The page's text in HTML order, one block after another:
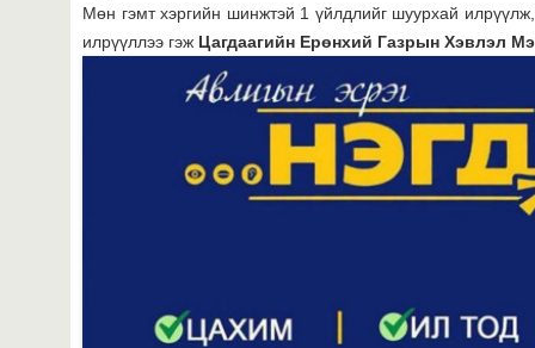
Мөн гэмт хэргийн шинжтэй 1 үйлдлийг шуурхай
илрүүллээ гэж Цагдаагийн Ерөнхий Газрын Хэвлэл